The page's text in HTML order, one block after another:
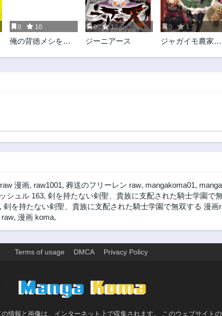
0 10
俺の背徳メシをお
ップアイドルさま
0 10
ジーニアース
0 1.7
ジャガイモ農家の
raw 漫画, raw1001, 葬送のフリーレン raw, mangakoma01,
シュル 163, 剣を持たない剣聖、貴族に支配された騎士学園で
, 剣を持たない剣聖、貴族に支配された騎士学園で無双する 漫画
, 漫画 koma,
Terms of usage DMCA Privacy Policy
情報と画像は、インターネット上で収集されます。 このウェブサイト